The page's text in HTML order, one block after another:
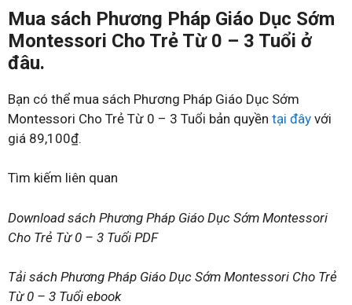
Mua sách Phương Pháp Giáo Dục Sớm
Montessori Cho Trẻ Từ 0 – 3 Tuổi ở
đâu.
Bạn có thể mua sách Phương Pháp Giáo Dục Sớm
Montessori Cho Trẻ Từ 0 – 3 Tuổi bản quyền tại đây với
giá 89,100₫.
Tìm kiếm liên quan
Download sách Phương Pháp Giáo Dục Sớm Montessori
Cho Trẻ Từ 0 – 3 Tuổi PDF
Tải sách Phương Pháp Giáo Dục Sớm Montessori Cho Trẻ
Từ 0 – 3 Tuổi ebook